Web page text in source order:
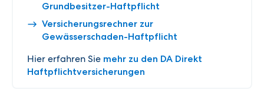
Grundbesitzer-Haftpflicht
Versicherungsrechner zur
Gewässerschaden-Haftpflicht
Hier erfahren Sie mehr zu den DA Direkt
Haftpflichtversicherungen